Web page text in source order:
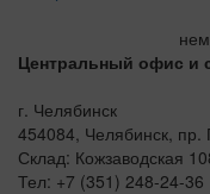
Центральный офис и
г. Челябинск
454084, Челябинск,
Склад: Кожзаводская
Тел: +7 (351) 248-24-36